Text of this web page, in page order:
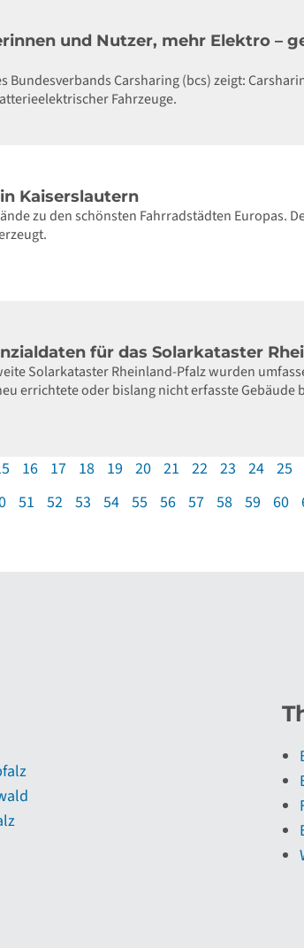
und Nutzer, mehr Elektro –
Bundesverbands Carsharing (bcs) zeigt:
Fahrzeuge.
Kaiserslautern
zu den schönsten Fahrradstädten Europas.
für das Solarkataster
Solarkataster Rheinland-Pfalz wurden
errichtete oder bislang nicht erfasste Gebäude
16 17 18 19 20 21 22 23 24 25
51 52 53 54 55 56 57 58 59 60